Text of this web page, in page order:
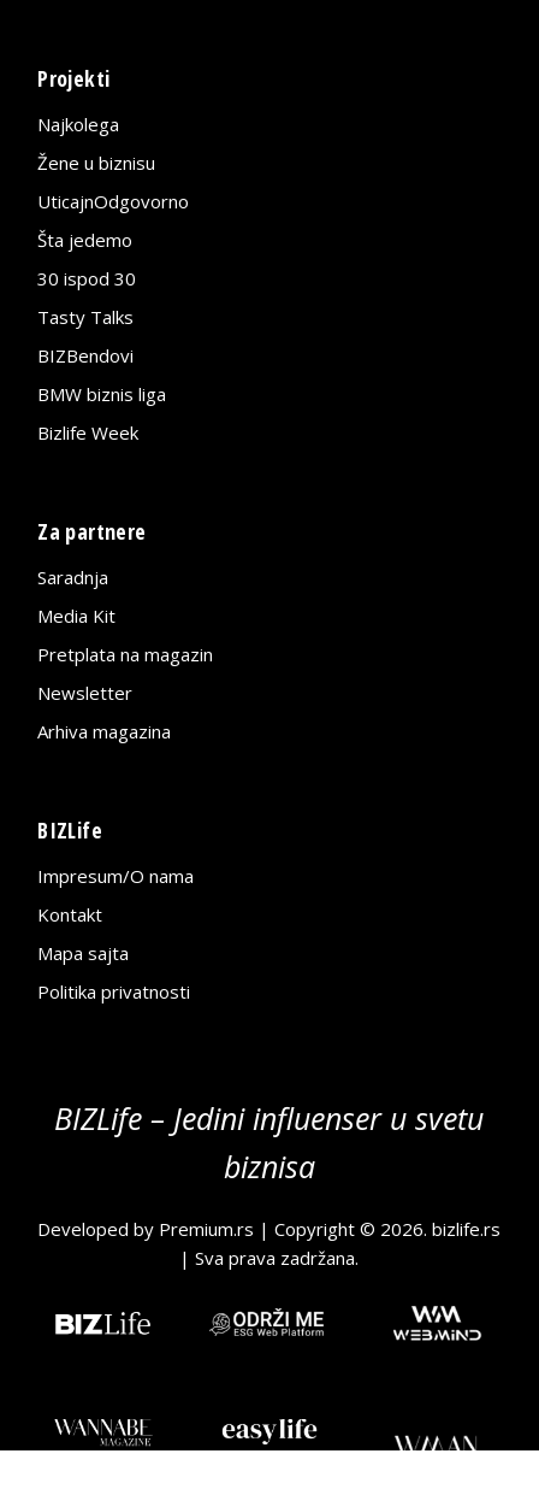
Projekti
Najkolega
Žene u biznisu
UticajnOdgovorno
Šta jedemo
30 ispod 30
Tasty Talks
BIZBendovi
BMW biznis liga
Bizlife Week
Za partnere
Saradnja
Media Kit
Pretplata na magazin
Newsletter
Arhiva magazina
BIZLife
Impresum/O nama
Kontakt
Mapa sajta
Politika privatnosti
BIZLife – Jedini influenser u svetu
biznisa
Developed by Premium.rs | Copyright © 2026.bizlife.rs
| Sva prava zadržana.